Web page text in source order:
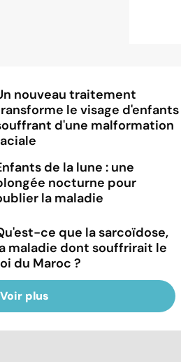
nouveau traitement
le visage d'enfants
d'une malformation
de la lune : une
nocturne pour
la maladie
ce que la sarcoïdose,
maladie dont souffrirait le
du Maroc ?
Voir plus